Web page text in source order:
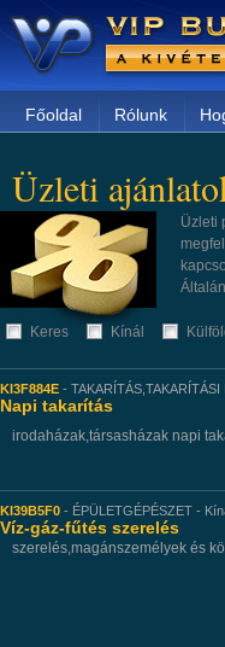
Főoldal Rólunk
Üzleti
Üzleti
Keres Kínál
KI3F884E -
Napi takarítás
irodaházak,társasházak napi
KI39B5F0 - ÉPÜLETGÉPÉSZET -
Víz-gáz-fűtés szerelés
szerelés,magánszemélyek és